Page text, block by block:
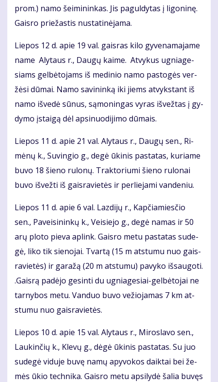
prom.) na­mo šei­mi­nin­kas. Jis pa­gul­dy­tas į li­go­ni­nę.
Gais­ro prie­žas­tis nu­sta­ti­nė­ja­ma.
Lie­pos 12 d. apie 19 val. gais­ras ki­lo gy­ve­na­ma­ja­me
na­me Aly­taus r., Dau­gų kai­me. At­vy­kus ug­nia­ge­
siams gel­bė­to­jams iš me­di­nio na­mo pa­sto­gės ver­
žė­si dū­mai. Na­mo sa­vi­nin­ką iki jiems at­vyks­tant iš
na­mo iš­ve­dė sū­nus, są­mo­nin­gas vy­ras iš­vež­tas į gy­
dy­mo įstai­gą dėl ap­si­nuo­di­ji­mo dū­mais.
Lie­pos 11 d. apie 21 val. Aly­taus r., Dau­gų sen., Ri­
mė­nų k., Su­vin­gio g., de­gė ūki­nis pa­sta­tas, ku­ria­me
bu­vo 18 šie­no ru­lo­nų. Trak­to­riu­mi šie­no ru­lo­nai
bu­vo iš­vež­ti iš gais­ra­vie­tės ir per­lie­ja­mi van­de­niu.
Lie­pos 11 d. apie 6 val. Laz­di­jų r., Kap­čia­mies­čio
sen., Pa­vei­si­nin­kų k., Vei­sie­jo g., de­gė na­mas ir 50
arų plo­to pie­va ap­link. Gais­ro me­tu pa­sta­tas su­de­
gė, li­ko tik sie­no­jai. Tvar­tą (15 m at­stu­mu nuo gais­
ra­vie­tės) ir ga­ra­žą (20 m at­stu­mu) pa­vy­ko iš­sau­go­ti.
.Gais­rą pa­dė­jo ge­sin­ti du ug­nia­ge­siai-gel­bė­to­jai ne
tar­ny­bos me­tu. Van­duo bu­vo ve­žio­ja­mas 7 km at­
stu­mu nuo gais­ra­vie­tės.
Lie­pos 10 d. apie 15 val. Aly­taus r., Mi­ros­la­vo sen.,
Lau­kin­čių k., Kle­vų g., dė­gė ūki­nis pa­sta­tas. Su juo
su­de­gė vi­du­je bu­vę na­mų apy­vo­kos daik­tai bei že­
mės ūkio tech­ni­ka. Gais­ro me­tu ap­si­ly­dė ša­lia bu­vęs